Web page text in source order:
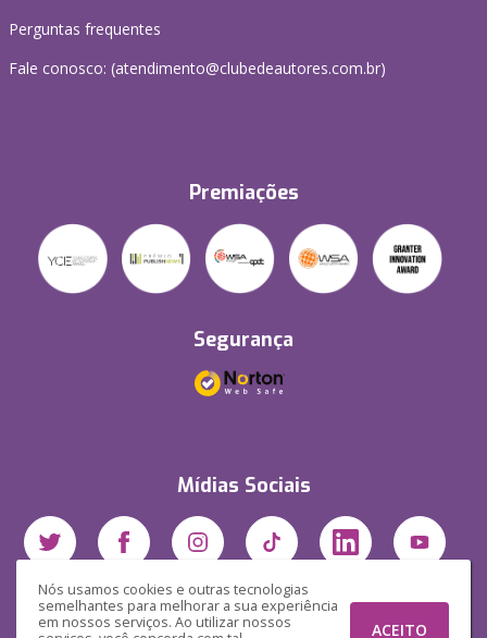
Nós usamos cookies e outras tecnologias
semelhantes para melhorar a sua experiência
em nossos serviços. Ao utilizar nossos
ACEITO
Perguntas frequentes
Fale conosco: (atendimento@clubedeautores.com.br)
Premiações
Segurança
Mídias Sociais